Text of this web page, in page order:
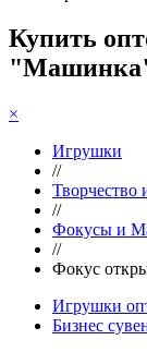
Купить
×
Игрушки
//
Творчество
//
Фокусы и
//
Фокус
Игрушки
Бизнес